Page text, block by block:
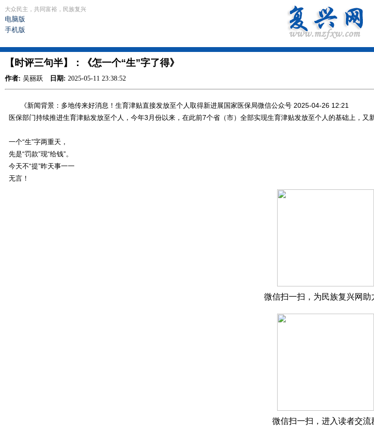
大众民主，共同富裕，民族复兴
电脑版
手机版
【时评三句半】：《怎一个“生”字了得》
作者: 吴丽跃 日期: 2025-05-11 23:38:52
《新闻背景：多地传来好消息！生育津贴直接发放至个人取得新进展国家医保局微信公众号 2025-04-26 12:21
医保部门持续推进生育津贴发放至个人，今年3月份以来，在此前7个省（市）全部实现生育津贴发放至个人的基础上，又
一个“生”字两重天，
先是“罚款”现“给钱”。
今天不“提”昨天事一一
无言！
微信扫一扫，为民族复兴网助
微信扫一扫，进入读者交流